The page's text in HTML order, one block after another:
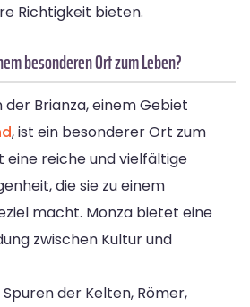
Richtigkeit bieten.
besonderen Ort zum Leben?
der Brianza, einem Gebiet
, ist ein besonderer Ort zum
eine reiche und vielfältige
die sie zu einem
macht. Monza bietet eine
zwischen Kultur und
der Kelten, Römer,